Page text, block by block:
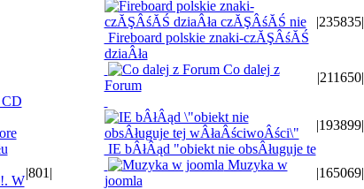
|801 |
Fireboard polskie znaki-czĂŞÂśĂŚ
dziaÂła
|235835|
Co dalej z
Forum
|211650|
IE bÂłÂąd "obiekt nie obsÂługuje te
|193899|
Muzyka w
joomla
|165069|